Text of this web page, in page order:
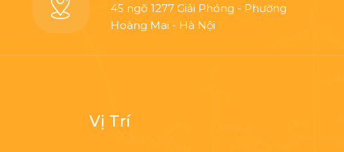
45 ngõ 1277 Giải Phóng - Phường
Hoàng Mai - Hà Nội
Vị Trí